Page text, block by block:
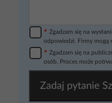
* Zgadzam się na
odpowiedzi. Firmy mogą
* Zgadzam się na
osób. Proces może
Zadaj pytanie